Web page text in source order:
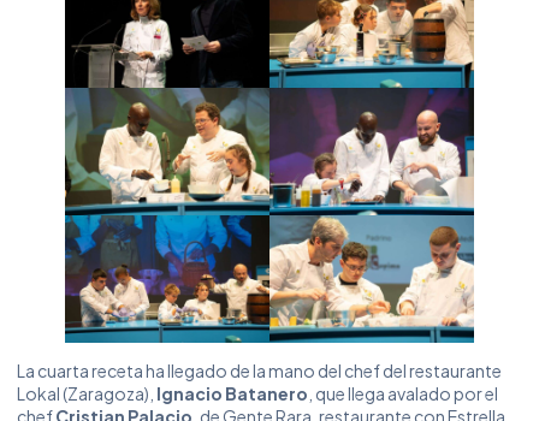
La cuarta receta ha llegado de la mano del chef del restaurante
Lokal (Zaragoza), Ignacio Batanero , que llega avalado por el
chefCristian Palacio , de Gente Rara, restaurante con Estrella